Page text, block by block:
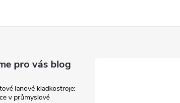
pro vás blog
lanové kladkostroje:
v průmyslové